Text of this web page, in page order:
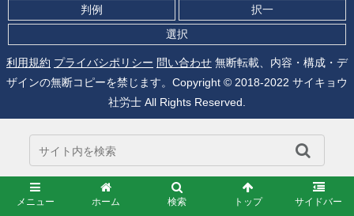
判例
択一
選択
利用規約 プライバシポリシー 問い合わせ 無断転載、内容・構成・デ
ザインの無断コピーを禁じます。Copyright © 2018-2022 サイキョウ
社労士 All Rights Reserved.
メニュー ホーム 検索 トップ サイドバー